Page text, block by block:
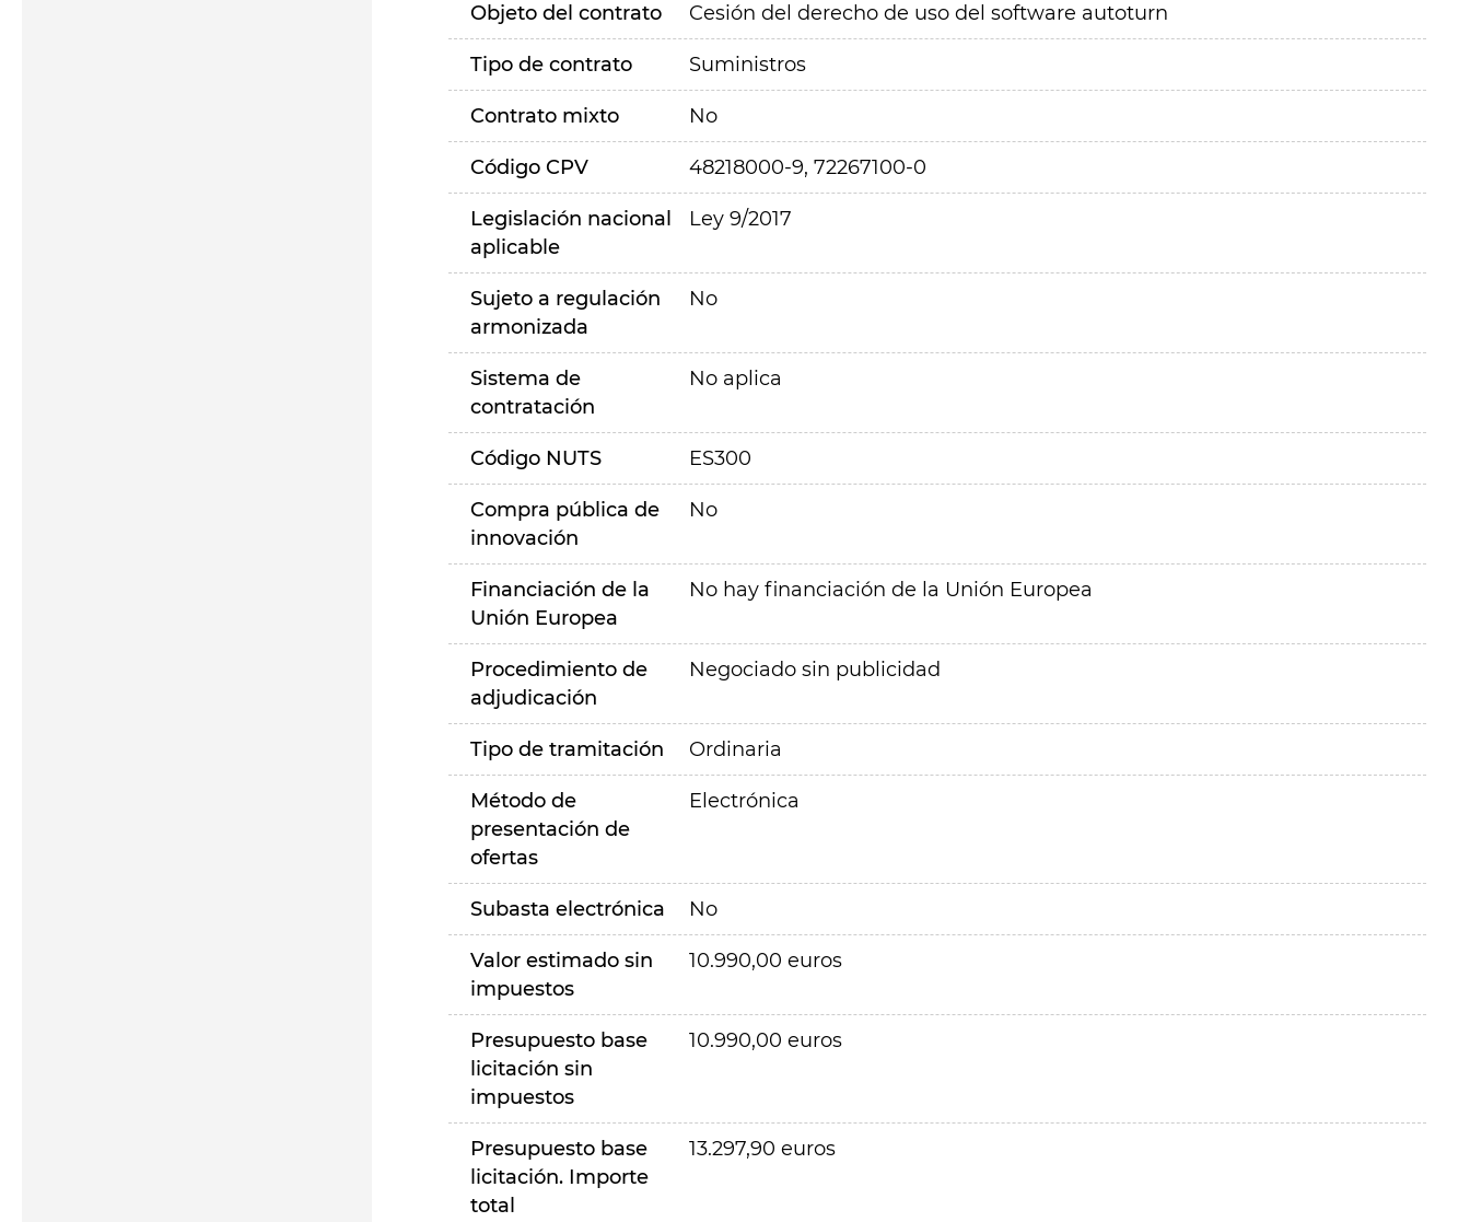
Objeto del contrato Cesión del derecho de uso del software autoturn
Tipo de contrato Suministros
Contrato mixto No
Código CPV 48218000-9, 72267100-0
Legislación nacional
aplicable
Ley 9/2017
Sujeto a regulación
armonizada
No
Sistema de
contratación
No aplica
Código NUTS ES300
Compra pública de
innovación
No
Financiación de la
Unión Europea
No hay financiación de la Unión Europea
Procedimiento de
adjudicación
Negociado sin publicidad
Tipo de tramitación Ordinaria
Método de
presentación de
ofertas
Electrónica
Subasta electrónica No
Valor estimado sin
impuestos
10.990,00 euros
Presupuesto base
licitación sin
impuestos
10.990,00 euros
Presupuesto base
licitación. Importe
total
13.297,90 euros